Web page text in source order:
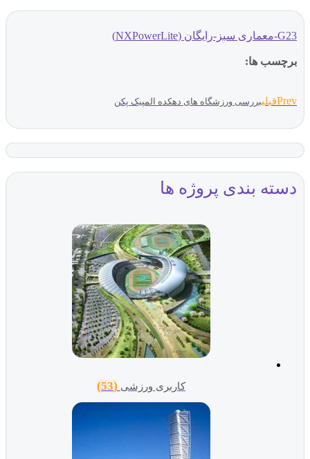
G23-معماری سبز-رایگان (NXPowerLite)
برچسب ها:
Prevقبلیبررسی ورزشگاه های دهکده المپیک پکن
دسته بندی پروژه ها
کاربری ورزشی (53)